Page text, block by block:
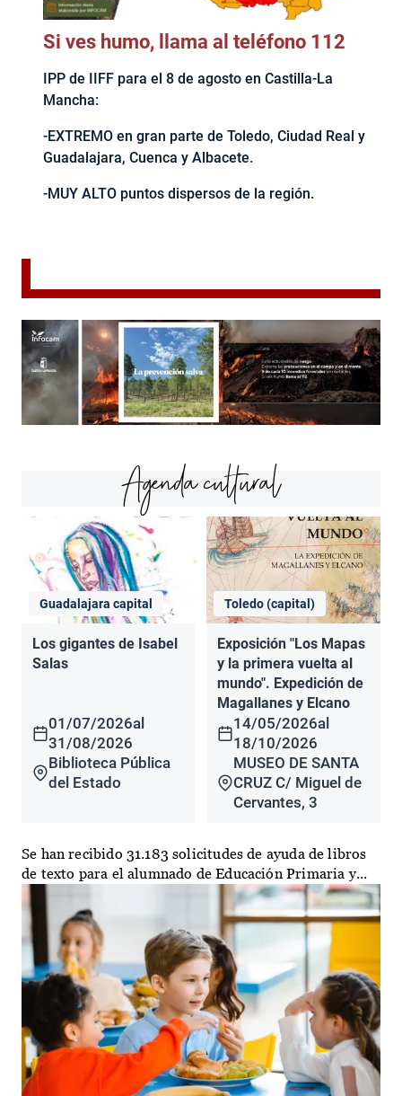
Si ves humo, llama al teléfono 112
IPP de IIFF para el 8 de agosto en Castilla-La
Mancha:
-EXTREMO en gran parte de Toledo, Ciudad Real y
Guadalajara, Cuenca y Albacete.
-MUY ALTO puntos dispersos de la región.
Agenda cultural
Guadalajara capital
Los gigantes de Isabel
Salas
01/07/2026al
31/08/2026
Biblioteca Pública
del Estado
Toledo (capital)
Exposición "Los Mapas
y la primera vuelta al
mundo". Expedición de
Magallanes y Elcano
14/05/2026al
18/10/2026
MUSEO DE SANTA
CRUZ C/ Miguel de
Cervantes, 3
Se han recibido 31.183 solicitudes de ayuda de libros
de texto para el alumnado de Educación Primaria y...